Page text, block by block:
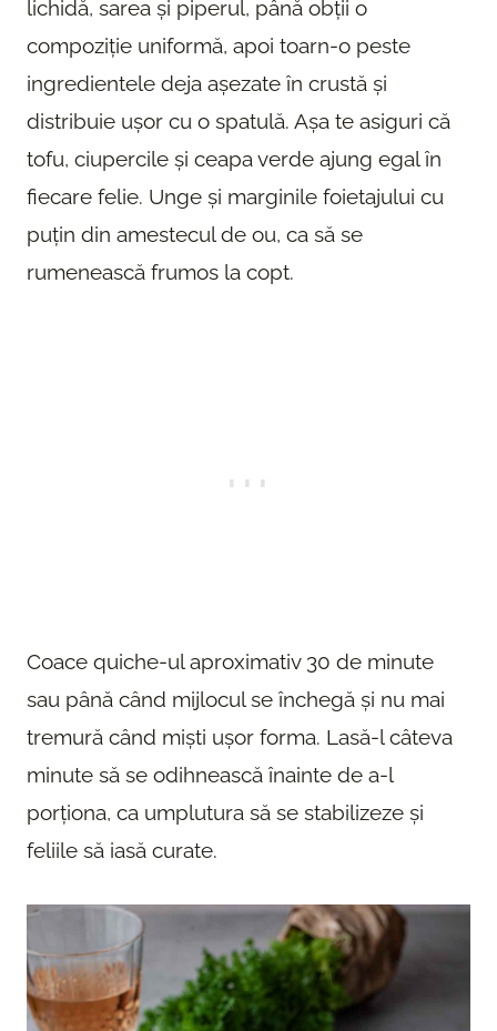
lichidă, sarea și piperul, până obții o
compoziție uniformă, apoi toarn-o peste
ingredientele deja așezate în crustă și
distribuie ușor cu o spatulă. Așa te asiguri că
tofu, ciupercile și ceapa verde ajung egal în
fiecare felie. Unge și marginile foietajului cu
puțin din amestecul de ou, ca să se
rumenească frumos la copt.
Coace quiche-ul aproximativ 30 de minute
sau până când mijlocul se închegă și nu mai
tremură când miști ușor forma. Lasă-l câteva
minute să se odihnească înainte de a-l
porționa, ca umplutura să se stabilizeze și
feliile să iasă curate.